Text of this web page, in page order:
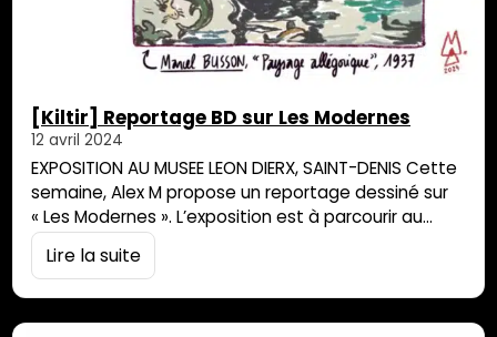
[Kiltir] Reportage BD sur Les Modernes
12 avril 2024
EXPOSITION AU MUSEE LEON DIERX, SAINT-DENIS Cette
semaine, Alex M propose un reportage dessiné sur
« Les Modernes ». L’exposition est à parcourir au
musée Léon Dierx à Saint-Denis, qui rassemble des
tableaux (souvent issus de collections privées)
Lire la suite